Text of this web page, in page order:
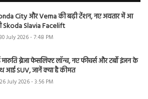
City और Verna की बढ़ी टेंशन, नए अवतार में आ
Skoda Slavia Facelift
30 July 2026 - 7:48 PM
ब्रेजा फेसलिफ्ट लॉन्च, नए फीचर्स और टर्बो इंजन के
आई SUV, जानें क्या है कीमत
26 July 2026 - 3:56 PM